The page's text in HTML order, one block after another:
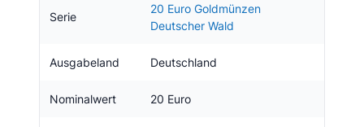
Serie
20 Euro Goldmünzen
Deutscher Wald
Ausgabeland Deutschland
Nominalwert 20 Euro